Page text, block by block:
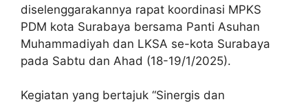
diselenggarakannya rapat koordinasi MPKS
PDM kota Surabaya bersama Panti Asuhan
Muhammadiyah dan LKSA se-kota Surabaya
pada Sabtu dan Ahad (18-19/1/2025).
Kegiatan yang bertajuk “Sinergis dan